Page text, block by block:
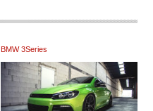
BMW 3Series